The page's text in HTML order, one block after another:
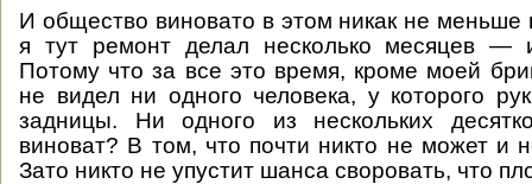
И общество виновато в этом никак не меньше
я тут ремонт делал несколько месяцев
Потому что за все это время, кроме моей
не видел ни одного человека, у которого
задницы. Ни одного из нескольких
виноват? В том, что почти никто не может и
Зато никто не упустит шанса своровать, что